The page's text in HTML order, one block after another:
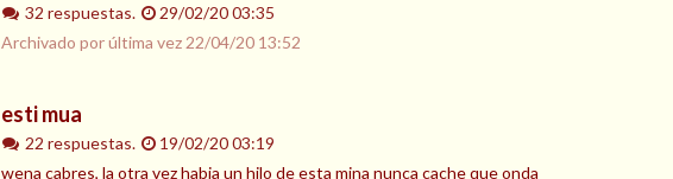
32 respuestas.
29/02/20 03:35
Archivado por última vez 22/04/20 13:52
esti mua
22 respuestas.
19/02/20 03:19
wena cabres, la otra vez habia un hilo de esta mina nunca cache que onda